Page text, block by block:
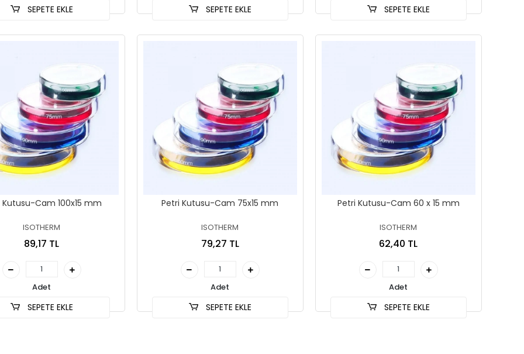
SEPETE EKLE SEPETE EKLE SEPETE EKLE
Kutusu-Cam 100x15 mm
ISOTHERM
89,17 TL
Adet
SEPETE EKLE
Petri Kutusu-Cam 75x15 mm
ISOTHERM
79,27 TL
Adet
SEPETE EKLE
Petri Kutusu-Cam 60 x 15 mm
ISOTHERM
62,40 TL
Adet
SEPETE EKLE